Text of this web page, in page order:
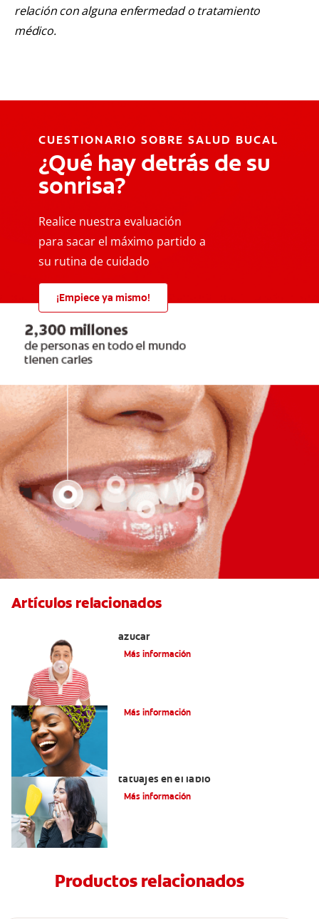
relación con alguna enfermedad o tratamiento
médico.
CUESTIONARIO SOBRE SALUD BUCAL
¿Qué hay detrás de su
sonrisa?
Realice nuestra evaluación
para sacar el máximo partido a
su rutina de cuidado
¡Empiece ya mismo!
Artículos relacionados
azúcar
Más información
Más información
tatuajes en el labio
Más información
Productos relacionados